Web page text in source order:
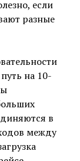
если
разные
на 10-
в
между